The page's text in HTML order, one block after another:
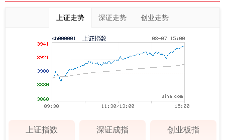
上证走势 深证走势 创业走势
上证指数 深证成指 创业板指